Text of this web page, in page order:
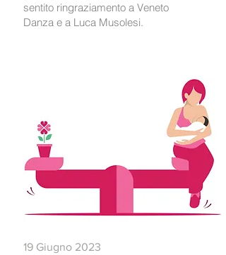
sentito ringraziamento a Veneto
Danza e a Luca Musolesi.
19 Giugno 2023